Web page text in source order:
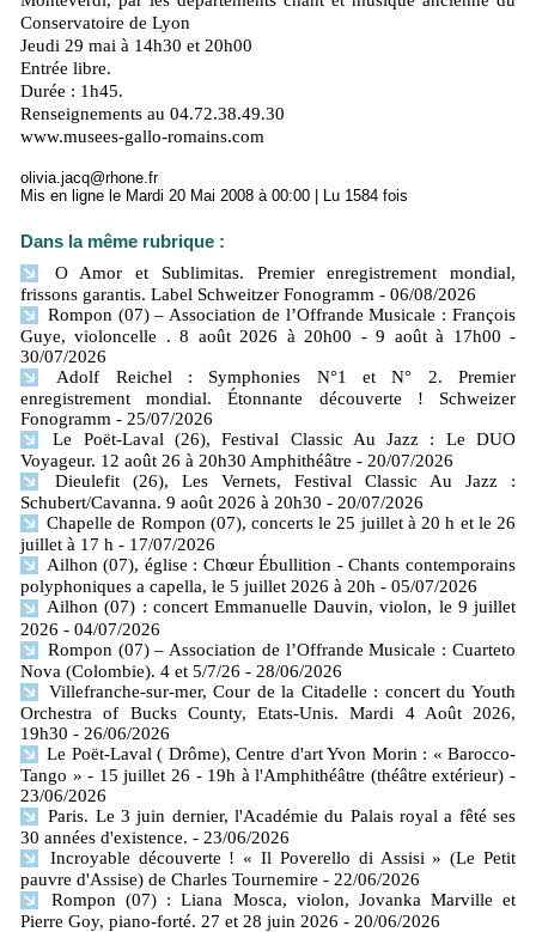
Conservatoire de Lyon
Jeudi 29 mai à 14h30 et 20h00
Entrée libre.
Durée : 1h45.
Renseignements au 04.72.38.49.30
www.musees-gallo-romains.com
olivia.jacq@rhone.fr
Mis en ligne le Mardi 20 Mai 2008 à 00:00 | Lu 1584 fois
Dans la même rubrique :
O Amor et Sublimitas. Premier enregistrement mondial,
frissons garantis. Label Schweitzer Fonogramm - 06/08/2026
Rompon (07) – Association de l’Offrande Musicale : François
Guye, violoncelle . 8 août 2026 à 20h00 - 9 août à 17h00 -
30/07/2026
Adolf Reichel : Symphonies N°1 et N° 2. Premier
enregistrement mondial. Étonnante découverte ! Schweizer
Fonogramm - 25/07/2026
Le Poët-Laval (26), Festival Classic Au Jazz : Le DUO
Voyageur. 12 août 26 à 20h30 Amphithéâtre - 20/07/2026
Dieulefit (26), Les Vernets, Festival Classic Au Jazz :
Schubert/Cavanna. 9 août 2026 à 20h30 - 20/07/2026
Chapelle de Rompon (07), concerts le 25 juillet à 20 h et le 26
juillet à 17 h - 17/07/2026
Ailhon (07), église : Chœur Ébullition - Chants contemporains
polyphoniques a capella, le 5 juillet 2026 à 20h - 05/07/2026
Ailhon (07) : concert Emmanuelle Dauvin, violon, le 9 juillet
2026 - 04/07/2026
Rompon (07) – Association de l’Offrande Musicale : Cuarteto
Nova (Colombie). 4 et 5/7/26 - 28/06/2026
Villefranche-sur-mer, Cour de la Citadelle : concert du Youth
Orchestra of Bucks County, Etats-Unis. Mardi 4 Août 2026,
19h30 - 26/06/2026
Le Poët-Laval ( Drôme), Centre d'art Yvon Morin : « Barocco-
Tango » - 15 juillet 26 - 19h à l'Amphithéâtre (théâtre extérieur) -
23/06/2026
Paris. Le 3 juin dernier, l'Académie du Palais royal a fêté ses
30 années d'existence. - 23/06/2026
Incroyable découverte ! « Il Poverello di Assisi » (Le Petit
pauvre d'Assise) de Charles Tournemire - 22/06/2026
Rompon (07) : Liana Mosca, violon, Jovanka Marville et
Pierre Goy, piano-forté. 27 et 28 juin 2026 - 20/06/2026